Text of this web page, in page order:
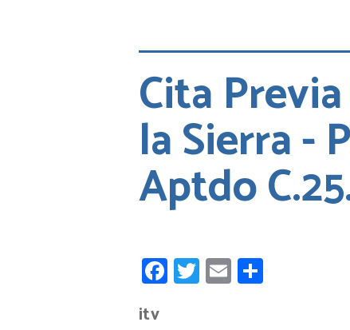
Cita
la Sierra -
Aptdo
Facebook
Twitter
Email
itv